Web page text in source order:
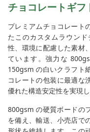
チョコレートギ
プレミアムチョコレート
たこのカスタムラウン
性、環境に配慮した素材
ています。強力な
150gsm の白いクラフト
コレートの包装に最適な
優れた構造安定性を実現し
800gsm の硬質ボードの
を備え、輸送、小売店で